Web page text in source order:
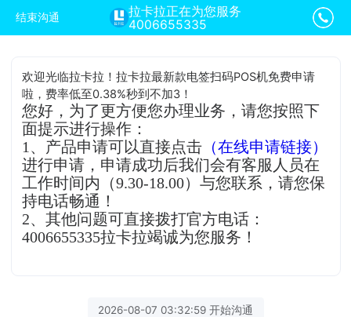
结束沟通
拉卡拉正在为您服务
4006655335
欢迎光临拉卡拉！拉卡拉最新款电签扫码POS机免费申请
啦，费率低至0.38%秒到不加3！
您好，为了更方便您办理业务，请您按照下
面提示进行操作：
1、产品申请可以直接点击 （在线申请链接）
进行申请，申请成功后我们会有客服人员在
工作时间内（9.30-18.00）与您联系，请您保
持电话畅通！
2、其他问题可直接拨打官方电话：
4006655335拉卡拉竭诚为您服务！
2026-08-07 03:32:59 开始沟通